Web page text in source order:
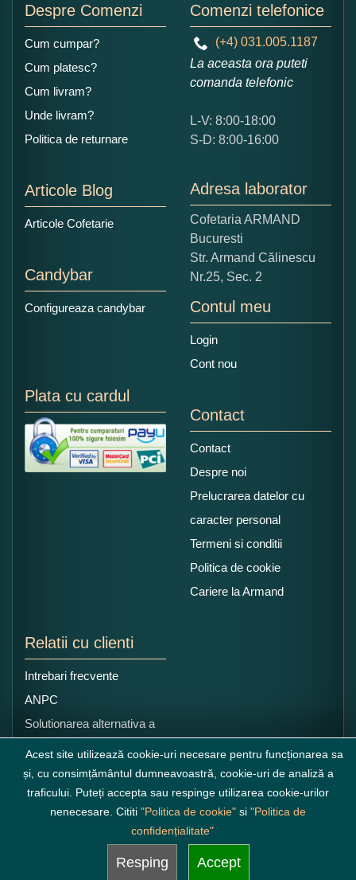
Ce nota acordati acestui produs?
5
Copiati alaturi numarul din imagine:
Despre Comenzi
Cum cumpar?
Cum platesc?
Cum livram?
Unde livram?
Politica de returnare
Articole Blog
Articole Cofetarie
Candybar
Configureaza candybar
Comenzi telefonice
(+4) 031.005.1187
La aceasta ora puteti
comanda telefonic
L-V: 8:00-18:00
S-D: 8:00-16:00
Adresa laborator
Cofetaria ARMAND
Bucuresti
Str. Armand Călinescu
Nr.25, Sec. 2
Contul meu
Login
Cont nou
Plata cu cardul
Contact
Contact
Despre noi
Prelucrarea datelor cu
caracter personal
Termeni si conditii
Politica de cookie
Cariere la Armand
Relatii cu clienti
Intrebari frecvente
ANPC
Solutionarea alternativa a
litigiilor
Acest site utilizează cookie-uri necesare pentru funcționarea sa
și, cu consimțământul dumneavoastră, cookie-uri de analiză a
traficului. Puteți accepta sau respinge utilizarea cookie-urilor
nenecesare. Cititi "Politica de cookie" si "Politica de
confidențialitate"
Resping Accept